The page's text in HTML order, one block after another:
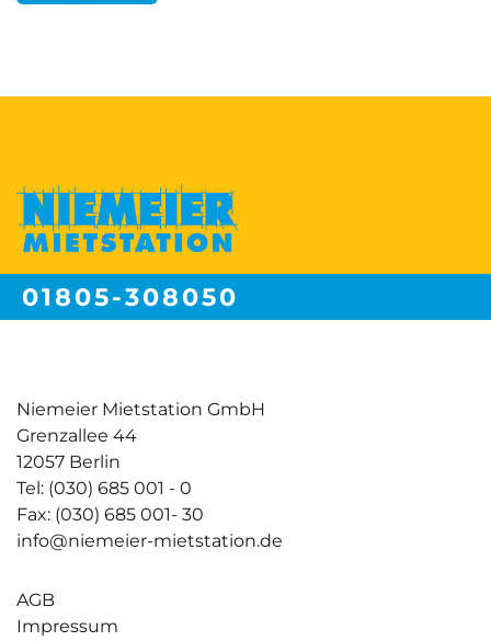
01805-308050
Niemeier Mietstation GmbH
Grenzallee 44
12057 Berlin
Tel: (030) 685 001 - 0
Fax: (030) 685 001- 30
info@niemeier-mietstation.de
AGB
Impressum